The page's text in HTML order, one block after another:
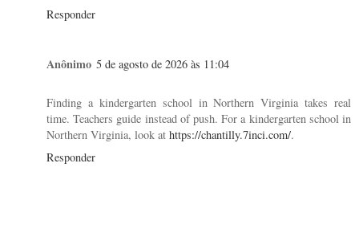
Responder
Anônimo 5 de agosto de 2026 às 11:04
Finding a kindergarten school in Northern Virginia takes real
time. Teachers guide instead of push. For a kindergarten school in
Northern Virginia, look at https://chantilly.7inci.com/.
Responder